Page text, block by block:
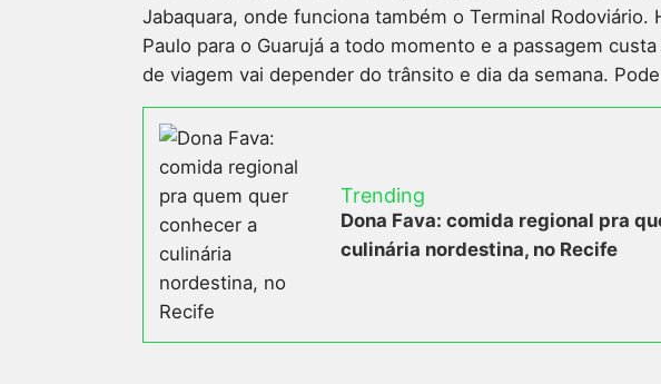
Jabaquara, onde funciona também o Terminal Rodoviário.
Paulo para o Guarujá a todo momento e a passagem
de viagem vai depender do trânsito e dia da semana.
Trending
Dona Fava: comida regional pra
culinária nordestina, no Recife